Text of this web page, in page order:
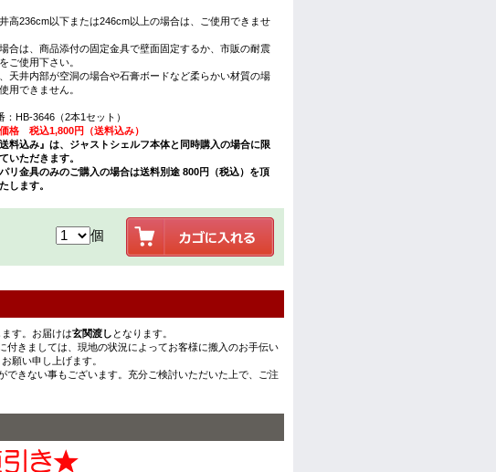
高236cm以下または246cm以上の場合は、ご使用できませ
合は、商品添付の固定金具で壁面固定するか、市販の耐震
ご使用下さい。
天井内部が空洞の場合や石膏ボードなど柔らかい材質の場
用できません。
：HB-3646（2本1セット）
格 税込1,800円（送料込み）
料込み』は、ジャストシェルフ本体と同時購入の場合に限
いただきます。
リ金具のみのご購入の場合は送料別途 800円（税込）を頂
します。
個
す。お届けは玄関渡し となります。
付きましては、現地の状況によってお客様に搬入のお手伝い
願い申し上げます。
できない事もございます。充分ご検討いただいた上で、ご注